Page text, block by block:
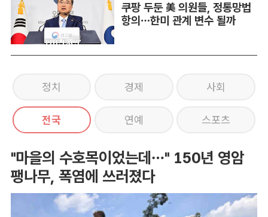
쿠팡 두둔 美 의원들, 정통망법
항의…한미 관계 변수 될까
정치 경제 사회
전국 연예 스포츠
"마을의 수호목이었는데…" 150년 영암
팽나무, 폭염에 쓰러졌다